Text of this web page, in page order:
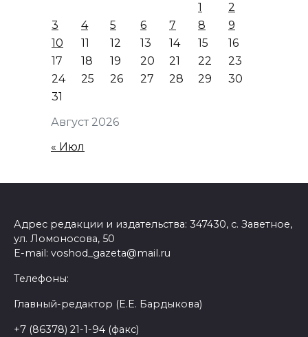
Август 2026
1
2
3
4 5 6 7 8
9
10
11 12 13 14 15
16
17
18 19 20 21 22
23
24
25 26 27 28 29
30
31
« Июл
Адрес редакции и издательства: 347430, с. Заветное,
ул. Ломоносова, 50
E-mail: voshod_gazeta@mail.ru
Телефоны:
Главный-редактор (Е.Е. Бардыкова)
+7 (86378) 21-1-94 (факс)